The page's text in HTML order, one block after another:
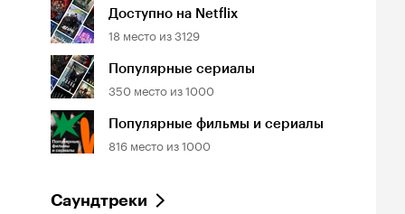
в кальмара
триллер 2026, фантастика 2026, боевик
Доступно на Netflix
18 место из3129
Популярные сериалы
350 место из1000
Популярные фильмы и сериалы
816 место из1000
Саундтреки